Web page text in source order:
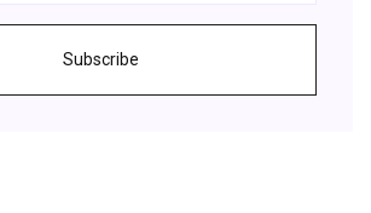
Subscribe